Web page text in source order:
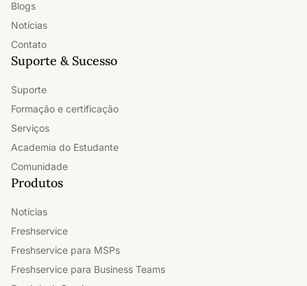
Blogs
Notícias
Contato
Suporte & Sucesso
Suporte
Formação e certificação
Serviços
Academia do Estudante
Comunidade
Produtos
Notícias
Freshservice
Freshservice para MSPs
Freshservice para Business Teams